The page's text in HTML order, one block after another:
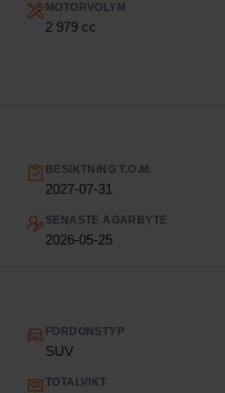
MOTORVOLYM
2 979 cc
BESIKTNING T.O.M.
2027-07-31
SENASTE ÄGARBYTE
2026-05-25
FORDONSTYP
SUV
TOTALVIKT